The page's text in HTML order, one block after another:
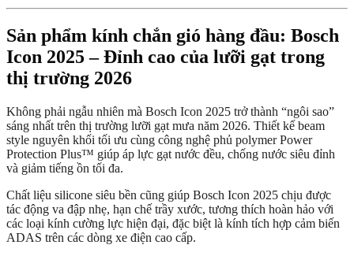
Sản phẩm kính chắn gió hàng đầu: Bosch
Icon 2025 – Đỉnh cao của lưỡi gạt trong
thị trường 2026
Không phải ngẫu nhiên mà Bosch Icon 2025 trở thành “ngôi sao”
sáng nhất trên thị trường lưỡi gạt mưa năm 2026. Thiết kế beam
style nguyên khối tối ưu cùng công nghệ phủ polymer Power
Protection Plus™ giúp áp lực gạt nước đều, chống nước siêu đỉnh
và giảm tiếng ồn tối đa.
Chất liệu silicone siêu bền cũng giúp Bosch Icon 2025 chịu được
tác động va đập nhẹ, hạn chế trầy xước, tương thích hoàn hảo với
các loại kính cường lực hiện đại, đặc biệt là kính tích hợp cảm biến
ADAS trên các dòng xe điện cao cấp.